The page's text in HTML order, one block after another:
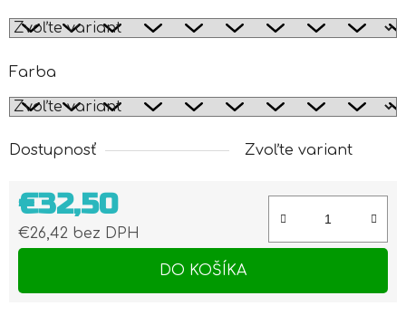
Farba
Dostupnosť Zvoľte variant
€32,50
€26,42 bez DPH
DO KOŠÍKA